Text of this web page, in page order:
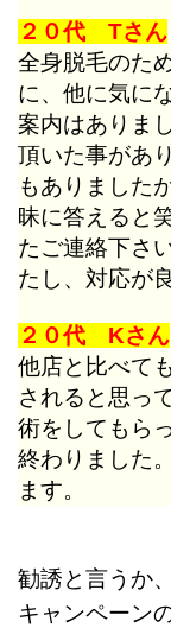
２０代 Tさん
全身脱毛のた
に、他に気に
案内はありま
頂いた事があ
もありました
昧に答えると
たご連絡下さ
たし、対応が
２０代 Kさん
他店と比べて
されると思っ
術をしてもら
終わりました
ます。
勧誘と言うか
キャンペーン